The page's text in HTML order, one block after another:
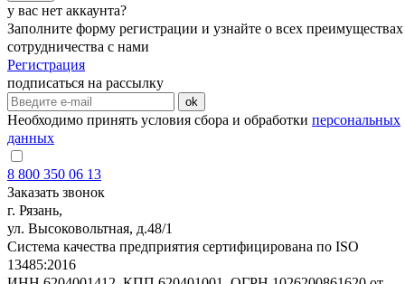
у вас нет аккаунта?
Заполните форму регистрации и узнайте о всех преимуществах
сотрудничества с нами
Регистрация
подписаться на рассылку
ok
Необходимо принять условия сбора и обработки персональных
данных
8 800 350 06 13
Заказать звонок
г. Рязань,
ул. Высоковольтная, д.48/1
Система качества предприятия сертифицирована по ISO
13485:2016